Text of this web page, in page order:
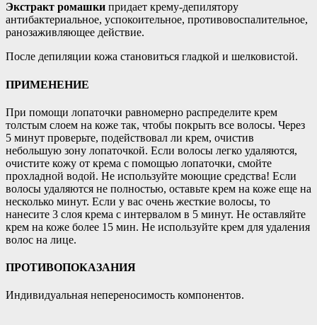
Экстракт ромашки придает крему-депилятору
антибактериальное, успокоительное, противовоспалительное,
ранозаживляющее действие.
После депиляции кожа становиться гладкой и шелковистой.
ПРИМЕНЕНИЕ
При помощи лопаточки равномерно распределите крем
толстым слоем на коже так, чтобы покрыть все волосы. Через
5 минут проверьте, подействовал ли крем, очистив
небольшую зону лопаточкой. Если волосы легко удаляются,
очистите кожу от крема с помощью лопаточки, смойте
прохладной водой. Не используйте моющие средства! Если
волосы удаляются не полностью, оставьте крем на коже еще на
несколько минут. Если у вас очень жесткие волосы, то
нанесите 3 слоя крема с интервалом в 5 минут. Не оставляйте
крем на коже более 15 мин. Не используйте крем для удаления
волос на лице.
ПРОТИВОПОКАЗАНИЯ
Индивидуальная непереносимость компонентов.